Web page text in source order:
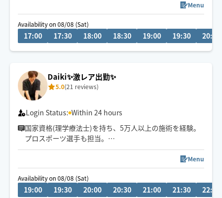
おすすめです😊
Menu
Availability on 08/08 (Sat)
17:00 17:30 18:00 18:30 19:00 19:30 20:00
Daiki✨激レア出勤✨
5.0(21 reviews)
Login Status: Within 24 hours
国家資格(理学療法士)を持ち、5万人以上の施術を経験。
プロスポーツ選手も担当。
心身をほぐして一人ひとりに合わせた施術で「また受け
Menu
Availability on 08/08 (Sat)
19:00 19:30 20:00 20:30 21:00 21:30 22:00